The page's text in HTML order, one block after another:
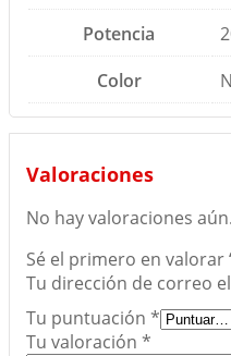
Potencia
Color
Valoraciones
No hay valoraciones aún.
Sé el primero en valorar
Tu dirección de correo
Tu puntuación *
Tu valoración *